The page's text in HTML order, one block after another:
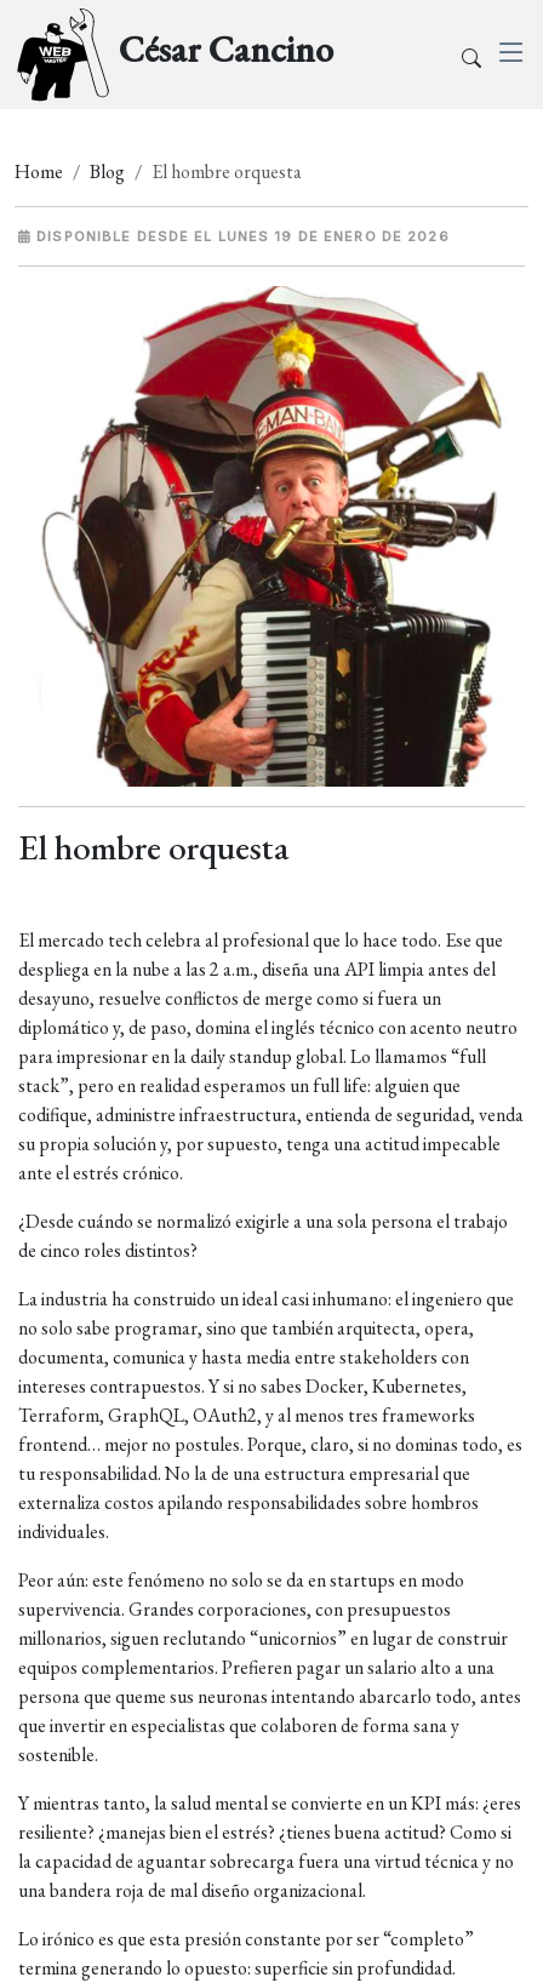
César Cancino
Home Blog El hombre orquesta
DISPONIBLE DESDE EL LUNES 19 DE ENERO DE 2026
El hombre orquesta
El mercado tech celebra al profesional que lo hace todo. Ese que
despliega en la nube a las 2 a.m., diseña una API limpia antes del
desayuno, resuelve conflictos de merge como si fuera un
diplomático y, de paso, domina el inglés técnico con acento neutro
para impresionar en la daily standup global. Lo llamamos “full
stack”, pero en realidad esperamos un full life: alguien que
codifique, administre infraestructura, entienda de seguridad, venda
su propia solución y, por supuesto, tenga una actitud impecable
ante el estrés crónico.
¿Desde cuándo se normalizó exigirle a una sola persona el trabajo
de cinco roles distintos?
La industria ha construido un ideal casi inhumano: el ingeniero que
no solo sabe programar, sino que también arquitecta, opera,
documenta, comunica y hasta media entre stakeholders con
intereses contrapuestos. Y si no sabes Docker, Kubernetes,
Terraform, GraphQL, OAuth2, y al menos tres frameworks
frontend… mejor no postules. Porque, claro, si no dominas todo, es
tu responsabilidad. No la de una estructura empresarial que
externaliza costos apilando responsabilidades sobre hombros
individuales.
Peor aún: este fenómeno no solo se da en startups en modo
supervivencia. Grandes corporaciones, con presupuestos
millonarios, siguen reclutando “unicornios” en lugar de construir
equipos complementarios. Prefieren pagar un salario alto a una
persona que queme sus neuronas intentando abarcarlo todo, antes
que invertir en especialistas que colaboren de forma sana y
sostenible.
Y mientras tanto, la salud mental se convierte en un KPI más: ¿eres
resiliente? ¿manejas bien el estrés? ¿tienes buena actitud? Como si
la capacidad de aguantar sobrecarga fuera una virtud técnica y no
una bandera roja de mal diseño organizacional.
Lo irónico es que esta presión constante por ser “completo”
termina generando lo opuesto: superficie sin profundidad.